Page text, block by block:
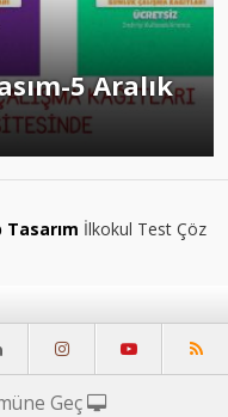
5 Aralık
İlkokul Test Çöz
Geç